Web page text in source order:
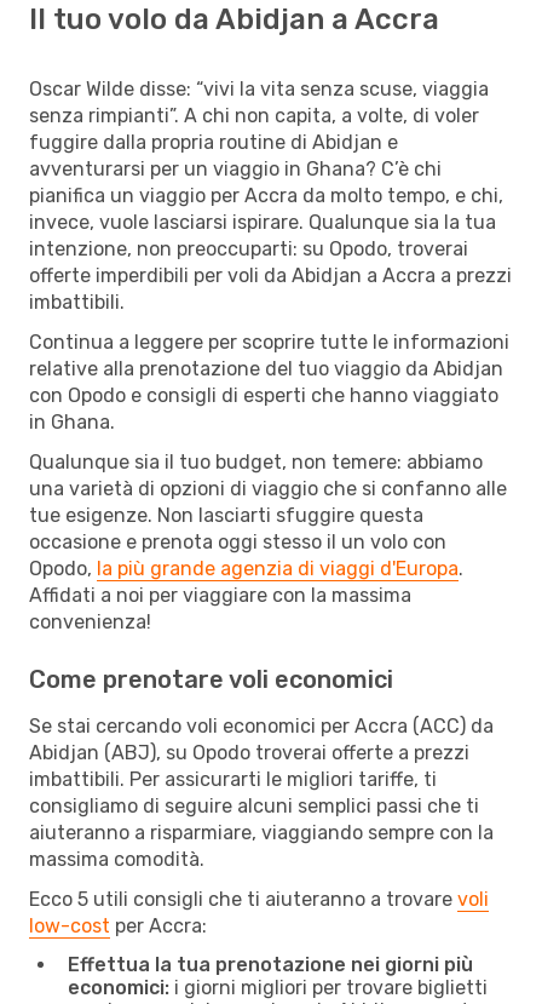
Il tuo volo da Abidjan a Accra
Oscar Wilde disse: “vivi la vita senza scuse, viaggia
senza rimpianti”. A chi non capita, a volte, di voler
fuggire dalla propria routine di Abidjan e
avventurarsi per un viaggio in Ghana? C’è chi
pianifica un viaggio per Accra da molto tempo, e chi,
invece, vuole lasciarsi ispirare. Qualunque sia la tua
intenzione, non preoccuparti: su Opodo, troverai
offerte imperdibili per voli da Abidjan a Accra a prezzi
imbattibili.
Continua a leggere per scoprire tutte le informazioni
relative alla prenotazione del tuo viaggio da Abidjan
con Opodo e consigli di esperti che hanno viaggiato
in Ghana.
Qualunque sia il tuo budget, non temere: abbiamo
una varietà di opzioni di viaggio che si confanno alle
tue esigenze. Non lasciarti sfuggire questa
occasione e prenota oggi stesso il un volo con
Opodo, la più grande agenzia di viaggi d'Europa.
Affidati a noi per viaggiare con la massima
convenienza!
Come prenotare voli economici
Se stai cercando voli economici per Accra (ACC) da
Abidjan (ABJ), su Opodo troverai offerte a prezzi
imbattibili. Per assicurarti le migliori tariffe, ti
consigliamo di seguire alcuni semplici passi che ti
aiuteranno a risparmiare, viaggiando sempre con la
massima comodità.
Ecco 5 utili consigli che ti aiuteranno a trovare voli
low-cost per Accra:
Effettua la tua prenotazione nei giorni più
economici: i giorni migliori per trovare biglietti